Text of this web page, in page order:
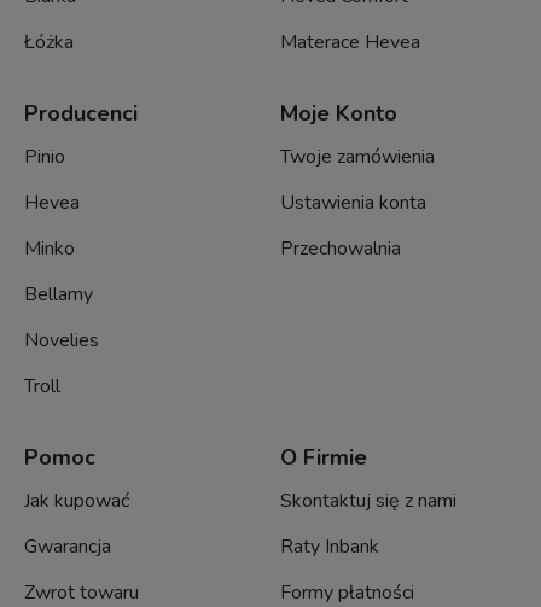
Łóżka
Materace Hevea
Producenci
Pinio
Hevea
Minko
Bellamy
Novelies
Troll
Moje Konto
Twoje zamówienia
Ustawienia konta
Przechowalnia
Pomoc
Jak kupować
Gwarancja
Zwrot towaru
O Firmie
Skontaktuj się z nami
Raty Inbank
Formy płatności